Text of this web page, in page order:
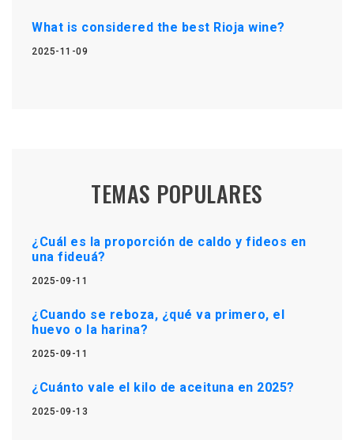
What is considered the best Rioja wine?
2025-11-09
TEMAS POPULARES
¿Cuál es la proporción de caldo y fideos en
una fideuá?
2025-09-11
¿Cuando se reboza, ¿qué va primero, el
huevo o la harina?
2025-09-11
¿Cuánto vale el kilo de aceituna en 2025?
2025-09-13